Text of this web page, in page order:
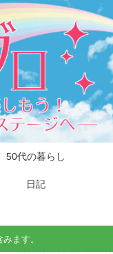
50代の暮らし
日記
ます。